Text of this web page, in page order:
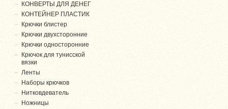
КОНВЕРТЫ ДЛЯ ДЕНЕГ
КОНТЕЙНЕР ПЛАСТИК
Крючки блистер
Крючки двухсторонние
Крючки односторонние
Крючок для тунисской
вязки
Ленты
Наборы крючков
Нитковдеватель
Ножницы